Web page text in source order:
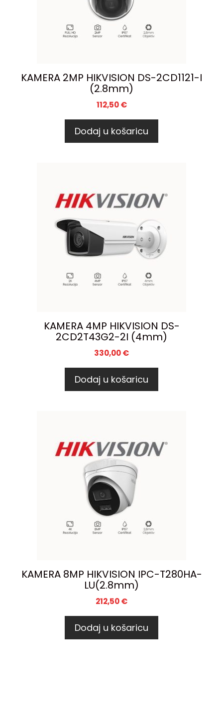
KAMERA 2MP HIKVISION DS-2CD1121-I
(2.8mm)
112,50€
Dodaj u košaricu
KAMERA 4MP HIKVISION DS-
2CD2T43G2-2I (4mm)
330,00€
Dodaj u košaricu
KAMERA 8MP HIKVISION IPC-T280HA-
LU(2.8mm)
212,50€
Dodaj u košaricu